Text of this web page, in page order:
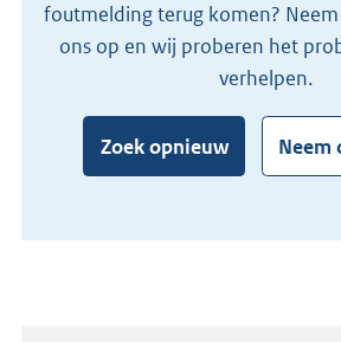
foutmelding terug komen?
ons op en wij proberen het
verhelpen.
Zoek opnieuw Neem